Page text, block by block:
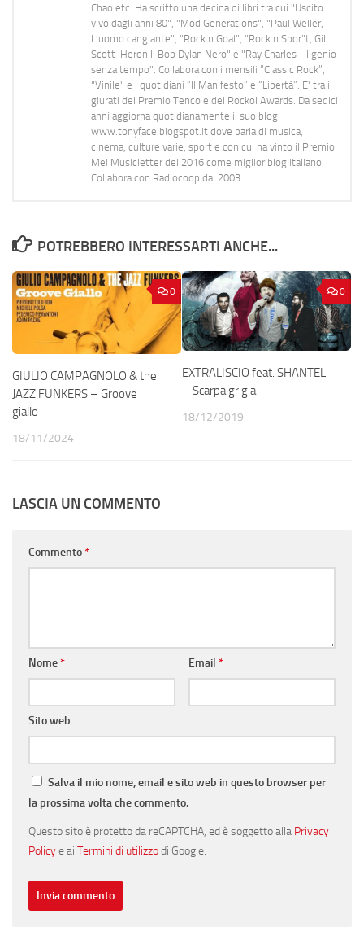
Chao etc. Ha scritto una decina di libri tra cui "Uscito
vivo dagli anni 80", "Mod Generations", "Paul Weller,
L’uomo cangiante", "Rock n Goal", "Rock n Spor"t, Gil
Scott-Heron Il Bob Dylan Nero" e "Ray Charles- Il genio
senza tempo". Collabora con i mensili “Classic Rock”,
"Vinile" e i quotidiani “Il Manifesto” e “Libertà”. E' tra i
giurati del Premio Tenco e del Rockol Awards. Da sedici
anni aggiorna quotidianamente il suo blog
www.tonyface.blogspot.it dove parla di musica,
cinema, culture varie, sport e con cui ha vinto il Premio
Mei Musicletter del 2016 come miglior blog italiano.
Collabora con Radiocoop dal 2003.
POTREBBERO INTERESSARTI ANCHE...
0
GIULIO CAMPAGNOLO & the
JAZZ FUNKERS – Groove
giallo
18/11/2024
0
EXTRALISCIO feat. SHANTEL
– Scarpa grigia
18/12/2019
LASCIA UN COMMENTO
Commento*
Nome* Email *
Sito web
Salva il mio nome, email e sito web in questo browser per
la prossima volta che commento.
Questo sito è protetto da reCAPTCHA, ed è soggetto alla Privacy
Policye ai Termini di utilizzodi Google.